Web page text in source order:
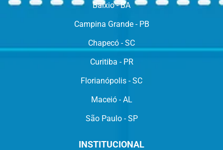
Baixio - BA
Campina Grande - PB
Chapecó - SC
Curitiba - PR
Florianópolis - SC
Maceió - AL
São Paulo - SP
INSTITUCIONAL